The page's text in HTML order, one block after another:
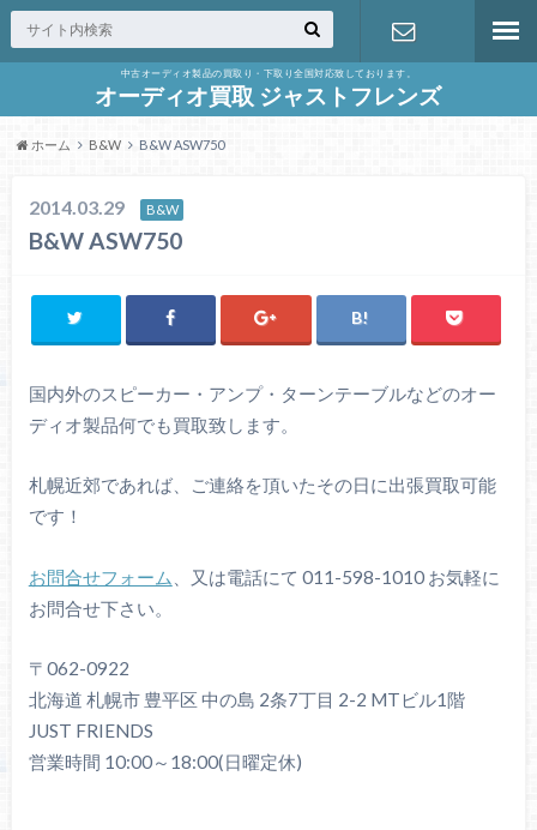
中古オーディオ製品の買取り・下取り全国対応致しております。
オーディオ買取 ジャストフレンズ
お問合せ
ホーム B&W B&W ASW750
2014.03.29 B&W
B&W ASW750
国内外のスピーカー・アンプ・ターンテーブルなどのオー
ディオ製品何でも買取致します。
札幌近郊であれば、ご連絡を頂いたその日に出張買取可能
です！
お問合せフォーム 、又は電話にて 011-598-1010 お気軽に
お問合せ下さい。
〒062-0922
北海道 札幌市 豊平区 中の島 2条7丁目 2-2 MTビル1階
JUST FRIENDS
営業時間 10:00～18:00(日曜定休)